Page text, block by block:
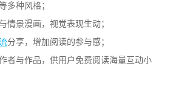
多种风格；
情景漫画，视觉表现生动；
分享，增加阅读的参与感；
者与作品，供用户免费阅读海量互动小